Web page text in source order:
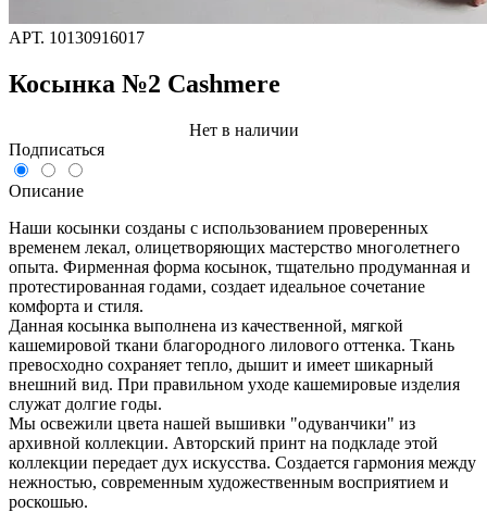
АРТ. 10130916017
Косынка №2 Cashmere
Нет в наличии
Подписаться
Описание
Наши косынки созданы с использованием проверенных
временем лекал, олицетворяющих мастерство многолетнего
опыта. Фирменная форма косынок, тщательно продуманная и
протестированная годами, создает идеальное сочетание
комфорта и стиля.
Данная косынка выполнена из качественной, мягкой
кашемировой ткани благородного лилового оттенка. Ткань
превосходно сохраняет тепло, дышит и имеет шикарный
внешний вид. При правильном уходе кашемировые изделия
служат долгие годы.
Мы освежили цвета нашей вышивки "одуванчики" из
архивной коллекции. Авторский принт на подкладе этой
коллекции передает дух искусства. Создается гармония между
нежностью, современным художественным восприятием и
роскошью.